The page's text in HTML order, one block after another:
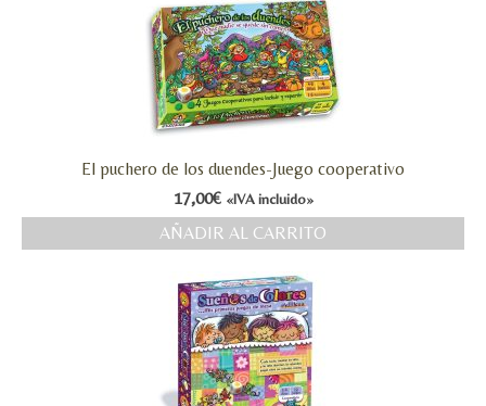
Valoraciones y opiniones de TejiendoLEE un
El puchero de los duendes-Juego cooperativo
17,00€ «IVA incluido»
AÑADIR AL CARRITO